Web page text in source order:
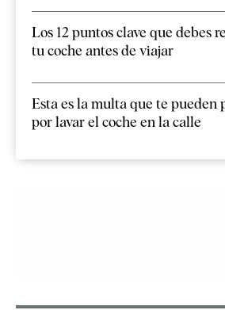
Los 12 puntos clave que debes
tu coche antes de viajar
Esta es la multa que te pueden
por lavar el coche en la calle